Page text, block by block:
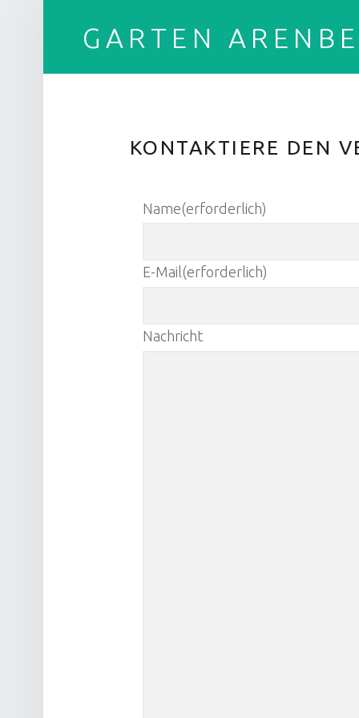
GARTEN
KONTAKTIERE DEN
Name(erforderlich)
E-Mail(erforderlich)
Nachricht